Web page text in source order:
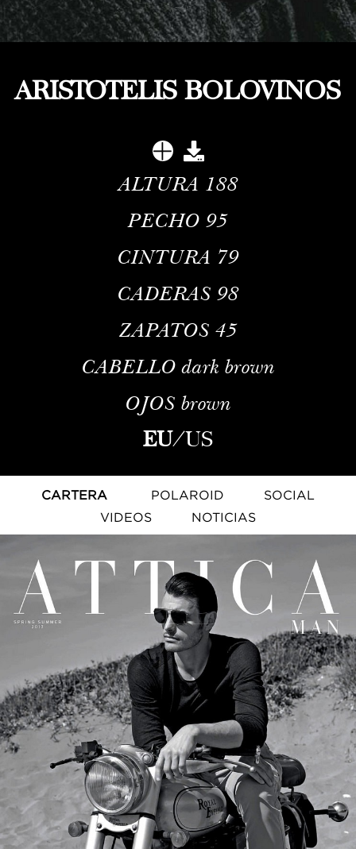
ARISTOTELIS BOLOVINOS
ALTURA 188
PECHO 95
CINTURA 79
CADERAS 98
ZAPATOS 45
CABELLO dark brown
OJOS brown
EU/US
CARTERA POLAROID
SOCIAL
VIDEOS
NOTICIAS